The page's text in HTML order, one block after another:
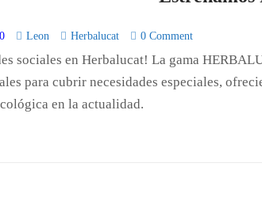
Leon Herbalucat 0 Comment
sociales en Herbalucat! La gama
para cubrir necesidades especiales,
en la actualidad.